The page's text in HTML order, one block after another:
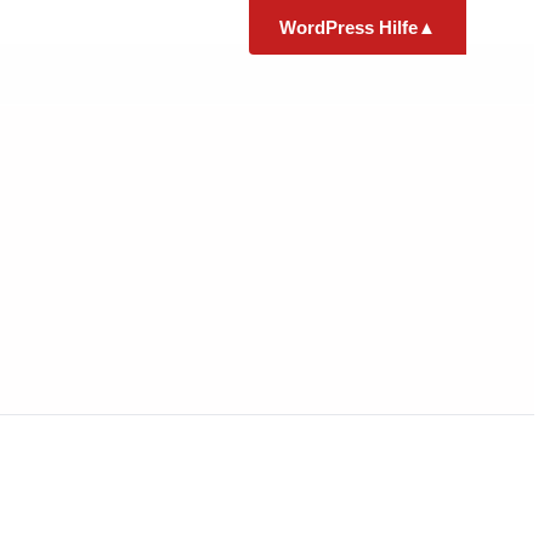
Kostenlose
WordPress Hilfe▲